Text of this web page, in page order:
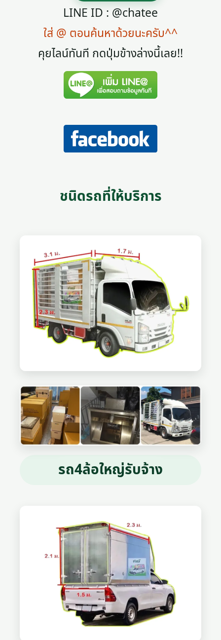
LINE ID : @chatee
ใส่ @ ตอนค้นหาด้วยนะครับ^^
คุยไลน์ทันที กดปุ่มข้างล่างนี้เลย!!
ชนิดรถที่ให้บริการ
รถ4ล้อใหญ่รับจ้าง